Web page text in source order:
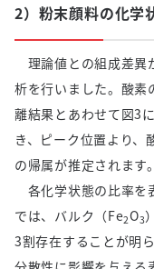
2）粉末顔料の化学
理論値との組成差異
析を行いました。酸素
離結果とあわせて図3
き、ピーク位置より、
の帰属が推定されます。
各化学状態の比率を
では、バルク（Fe2O3
3割存在することが明